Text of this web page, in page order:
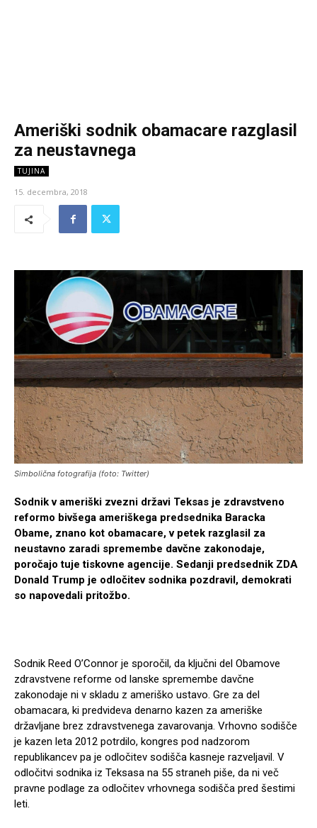
Ameriški sodnik obamacare razglasil
za neustavnega
TUJINA
15. decembra, 2018
Simbolična fotografija (foto: Twitter)
Sodnik v ameriški zvezni državi Teksas je zdravstveno
reformo bivšega ameriškega predsednika Baracka
Obame, znano kot obamacare, v petek razglasil za
neustavno zaradi spremembe davčne zakonodaje,
poročajo tuje tiskovne agencije. Sedanji predsednik ZDA
Donald Trump je odločitev sodnika pozdravil, demokrati
so napovedali pritožbo.
Sodnik Reed O’Connor je sporočil, da ključni del Obamove
zdravstvene reforme od lanske spremembe davčne
zakonodaje ni v skladu z ameriško ustavo. Gre za del
obamacara, ki predvideva denarno kazen za ameriške
državljane brez zdravstvenega zavarovanja. Vrhovno sodišče
je kazen leta 2012 potrdilo, kongres pod nadzorom
republikancev pa je odločitev sodišča kasneje razveljavil. V
odločitvi sodnika iz Teksasa na 55 straneh piše, da ni več
pravne podlage za odločitev vrhovnega sodišča pred šestimi
leti.